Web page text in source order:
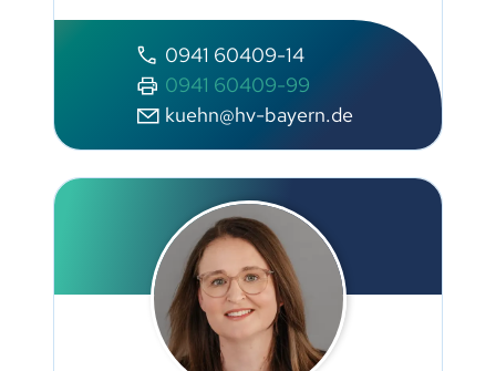
0941 60409-14
0941 60409-99
kuehn@hv-bayern.de